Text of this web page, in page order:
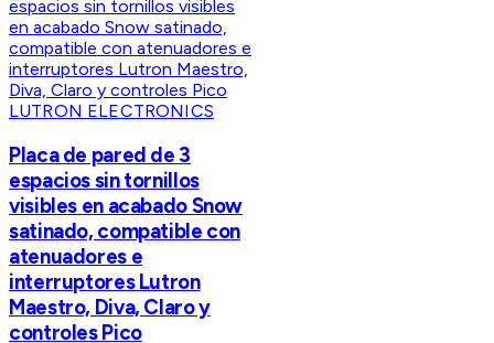
LUTRON ELECTRONICS
Placa de pared de 3
espacios sin tornillos
visibles en acabado Snow
satinado, compatible con
atenuadores e
interruptores Lutron
Maestro, Diva, Claro y
controles Pico